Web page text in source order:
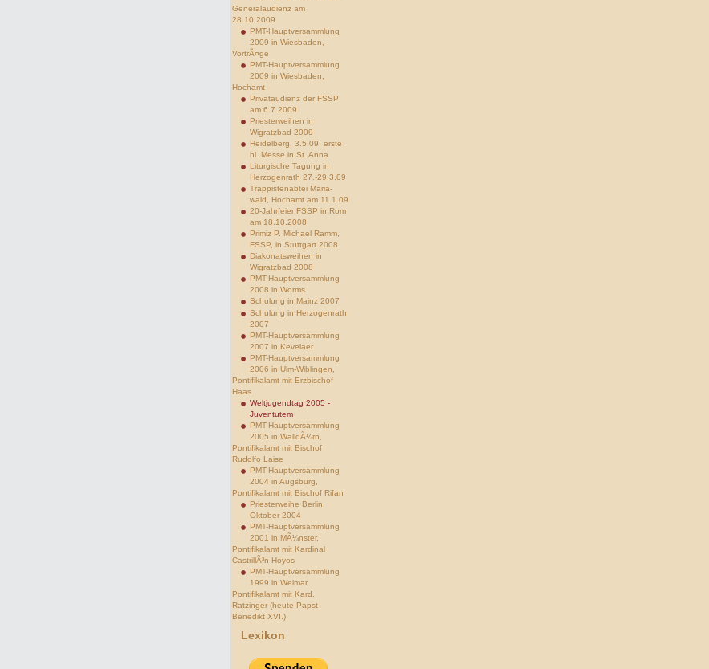
Generalaudienz am
28.10.2009
PMT-Hauptversammlung
2009 in Wiesbaden,
VortrÃ¤ge
PMT-Hauptversammlung
2009 in Wiesbaden,
Hochamt
Privataudienz der FSSP
am 6.7.2009
Priesterweihen in
Wigratzbad 2009
Heidelberg, 3.5.09: erste
hl. Messe in St. Anna
Liturgische Tagung in
Herzogenrath 27.-29.3.09
Trappistenabtei Maria-
wald, Hochamt am 11.1.09
20-Jahrfeier FSSP in Rom
am 18.10.2008
Primiz P. Michael Ramm,
FSSP, in Stuttgart 2008
Diakonatsweihen in
Wigratzbad 2008
PMT-Hauptversammlung
2008 in Worms
Schulung in Mainz 2007
Schulung in Herzogenrath
2007
PMT-Hauptversammlung
2007 in Kevelaer
PMT-Hauptversammlung
2006 in Ulm-Wiblingen,
Pontifikalamt mit Erzbischof
Haas
Weltjugendtag 2005 -
Juventutem
PMT-Hauptversammlung
2005 in WalldÃ¼rn,
Pontifikalamt mit Bischof
Rudolfo Laise
PMT-Hauptversammlung
2004 in Augsburg,
Pontifikalamt mit Bischof Rifan
Priesterweihe Berlin
Oktober 2004
PMT-Hauptversammlung
2001 in MÃ¼nster,
Pontifikalamt mit Kardinal
CastrillÃ³n Hoyos
PMT-Hauptversammlung
1999 in Weimar,
Pontifikalamt mit Kard.
Ratzinger (heute Papst
Benedikt XVI.)
Lexikon